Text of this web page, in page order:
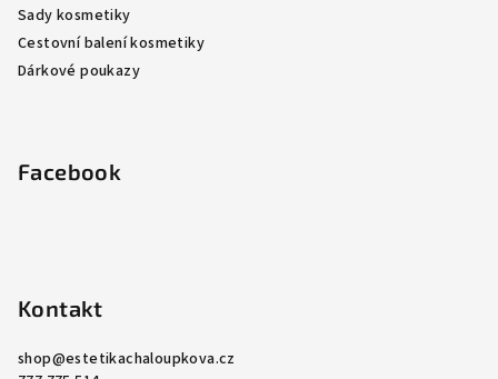
Sady kosmetiky
Cestovní balení kosmetiky
Dárkové poukazy
Facebook
Kontakt
shop@estetikachaloupkova.cz